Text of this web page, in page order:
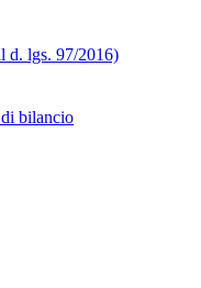
d. lgs. 97/2016)
bilancio